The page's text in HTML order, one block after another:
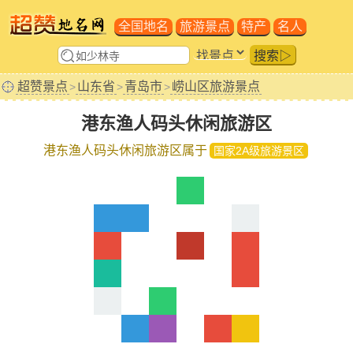
全国地名 旅游景点 特产 名人
搜索▷
超赞景点>山东省>青岛市>崂山区旅游景点
港东渔人码头休闲旅游区
港东渔人码头休闲旅游区属于 国家2A级旅游景区